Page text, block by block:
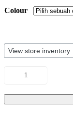
Colour
Sepeda
Exotic
2026